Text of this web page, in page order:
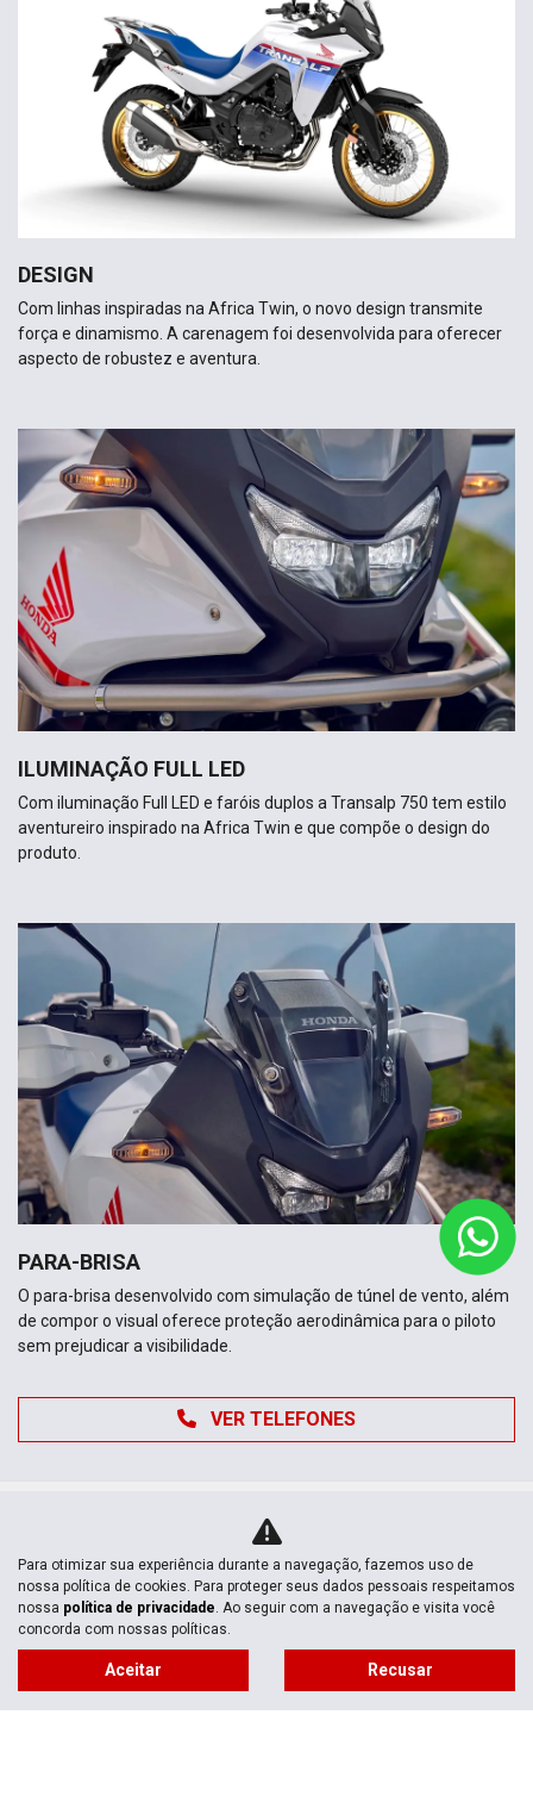
DESIGN
Com linhas inspiradas na Africa Twin, o novo design transmite
força e dinamismo. A carenagem foi desenvolvida para oferecer
aspecto de robustez e aventura.
ILUMINAÇÃO FULL LED
Com iluminação Full LED e faróis duplos a Transalp 750 tem estilo
aventureiro inspirado na Africa Twin e que compõe o design do
produto.
PARA-BRISA
O para-brisa desenvolvido com simulação de túnel de vento, além
de compor o visual oferece proteção aerodinâmica para o piloto
sem prejudicar a visibilidade.
VER TELEFONES
Para otimizar sua experiência durante a navegação, fazemos uso de
nossa política de cookies. Para proteger seus dados pessoais respeitamos
nossa política de privacidade. Ao seguir com a navegação e visita você
concorda com nossas políticas.
Aceitar Recusar